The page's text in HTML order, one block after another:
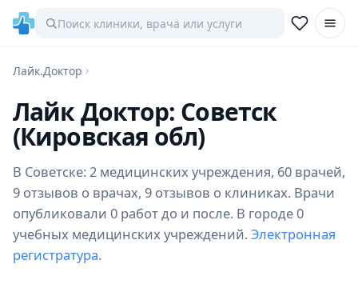
Лайк.Доктор
Лайк Доктор: Советск
(Кировская обл)
В Советске: 2 медицинских учреждения, 60 врачей,
9 отзывов о врачах, 9 отзывов о клиниках. Врачи
опубликовали 0 работ до и после. В городе 0
учебных медицинских учреждений. Электронная
регистратура.